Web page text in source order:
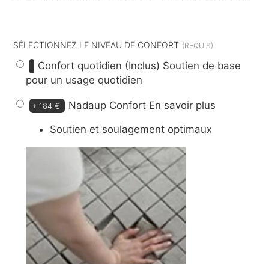
SÉLECTIONNEZ LE NIVEAU DE CONFORT
Confort quotidien (Inclus) Soutien de base
pour un usage quotidien
+184 € Nadaup Confort En savoir plus
Soutien et soulagement optimaux